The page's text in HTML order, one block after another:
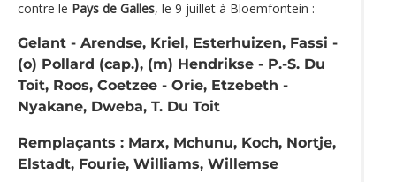
contre le Pays de Galles, le 9 juillet à Bloemfontein :
Gelant - Arendse, Kriel, Esterhuizen, Fassi -
(o) Pollard (cap.), (m) Hendrikse - P.-S. Du
Toit, Roos, Coetzee - Orie, Etzebeth -
Nyakane, Dweba, T. Du Toit
Remplaçants : Marx, Mchunu, Koch, Nortje,
Elstadt, Fourie, Williams, Willemse